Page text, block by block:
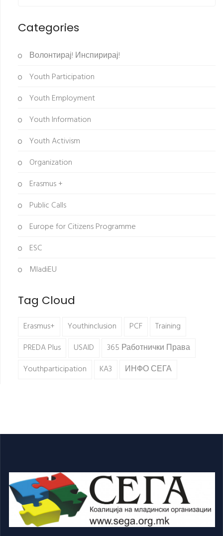
Categories
Волонтирај! Инспирирај!
Youth Participation
Youth Employment
Youth Information
Youth Activism
Organization
Erasmus +
Public Calls
Europe for Citizens Programme
ESC
MladiEU
Tag Cloud
Erasmus+ Youthinclusion PCF
Training
PREDA Plus
USAID
365 Работнички Права
Youthparticipation
KA3 ИНФО СЕГА